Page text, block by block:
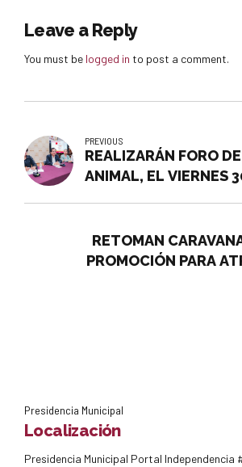
Leave a Reply
You must be logged in to post a comment.
PREVIOUS
REALIZARÁN FORO
ANIMAL, EL VIERNES
RETOMAN
PROMOCIÓN PARA
Presidencia Municipal
Localización
Presidencia Municipal Portal Independencia